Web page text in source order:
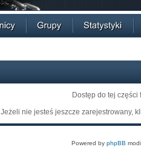
Dostęp do tej
Jeżeli nie jesteś jeszcze zarejestrowany,
Powered by phpBB